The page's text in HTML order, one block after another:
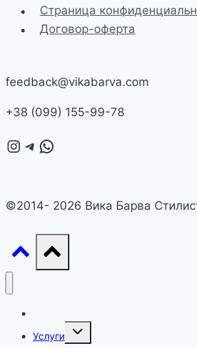
Страница
Договор-оферта
feedback@vikabarva.com
+38 (099) 155-99-78
Instagram
Telegram
WhatsApp
©2014- 2026 Вика Барва
Услуги
Переключить